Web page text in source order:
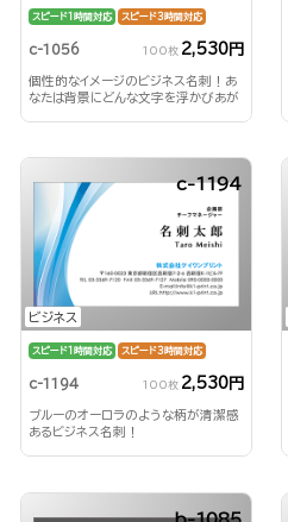
スピード1時間対応 スピード3時間対応
c-1056 100枚 2,530円
個性的なイメージのビジネス名刺！あ
なたは背景にどんな文字を浮かびあが
ビジネス
c-1194
スピード1時間対応 スピード3時間対応
c-1194 100枚 2,530円
ブルーのオーロラのような柄が清潔感
あるビジネス名刺！